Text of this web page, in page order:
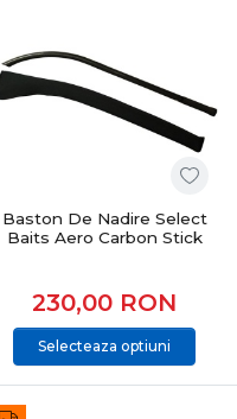
crap
cu tehnica și
la crap
de produse
Baston De Nadire Select
Baits Aero Carbon Stick
230,00 RON
Selecteaza optiuni